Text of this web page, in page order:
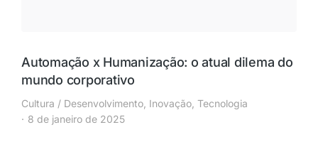
Automação x Humanização: o atual dilema do
mundo corporativo
Cultura / Desenvolvimento Inovação Tecnologia
8 de janeiro de 2025